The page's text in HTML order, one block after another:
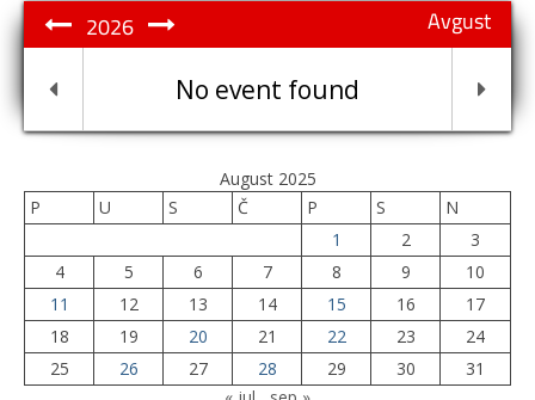
Avgust
2026
No event found
August 2025
P
U S Č P S
N
1
2
3
4
5 6 7 8 9
10
11
12 13 14 15 16
17
18
19 20 21 22 23
24
25
26 27 28 29 30
31